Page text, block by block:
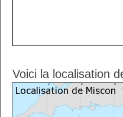
Voici la localisation